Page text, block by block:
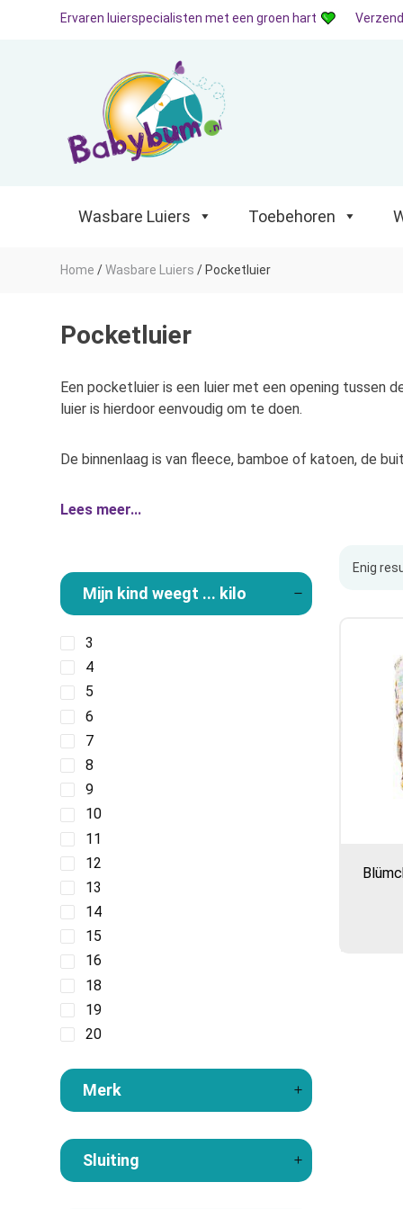
Wasbare Luiers Toebehoren
Ervaren luierspecialisten met een groen hart
Wasbare Luiers Toebehoren
Home /Wasbare Luiers / Pocketluier
Pocketluier
Een pocketluier is een luier met een opening tussen
luier is hierdoor eenvoudig om te doen.
De binnenlaag is van fleece, bamboe of katoen, de
Lees meer...
Mijn kind weegt ... kilo
3
4
5
6
7
8
9
10
11
12
13
14
15
16
18
19
20
22
25
26
27
Merk
Sluiting
Enig